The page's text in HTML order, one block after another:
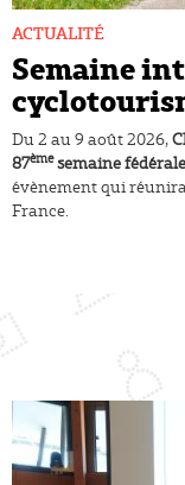
Semaine
ACTUALITÉ
Du 2 au 9 août 2026,
87èmesemaine
évènement qui
France.